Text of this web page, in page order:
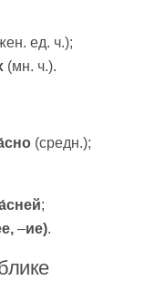
ед. ч.);
(мн. ч.).
о (средн.);
;
–ие).